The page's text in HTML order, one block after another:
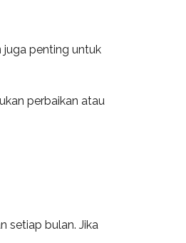
juga penting untuk
perbaikan atau
setiap bulan. Jika